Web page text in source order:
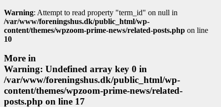
Warning: Attempt to read property "term_id" on null in
/var/www/foreningshus.dk/public_html/wp-
content/themes/wpzoom-prime-news/related-posts.php on line
10
More in
Warning: Undefined array key 0 in
/var/www/foreningshus.dk/public_html/wp-
content/themes/wpzoom-prime-news/related-
posts.php on line 17